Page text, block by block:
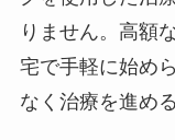
りません。高額
宅で手軽に始め
なく治療を進め